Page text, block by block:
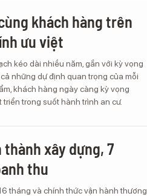
khách hàng trên
ưu việt
kéo dài nhiều năm, gắn với kỳ vọng
những dự định quan trọng của mỗi
khách hàng ngày càng kỳ vọng
trong suốt hành trình an cư.
thành xây dựng, 7
thu
tháng và chính thức vận hành thương